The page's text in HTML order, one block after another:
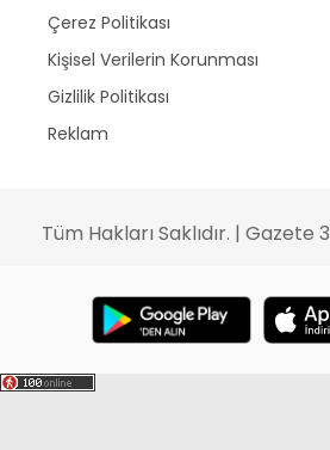
Çerez Politikası
Kişisel Verilerin Korunması
Gizlilik Politikası
Reklam
Tüm Hakları Saklıdır. | Gazete 3